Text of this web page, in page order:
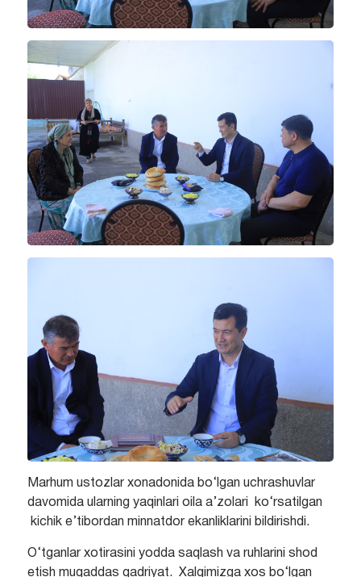
Marhum ustozlar xonadonida bo‘lgan uchrashuvlar
davomida ularning yaqinlari oila a’zolari ko‘rsatilgan
kichik e’tibordan minnatdor ekanliklarini bildirishdi.
O‘tganlar xotirasini yodda saqlash va ruhlarini shod
etish muqaddas qadriyat. Xalqimizga xos bo‘lgan